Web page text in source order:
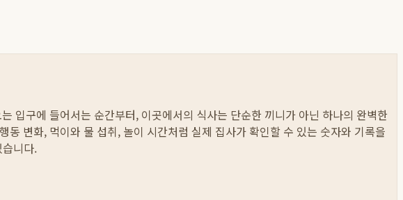
입구에 들어서는 순간부터, 이곳에서의 식사는 단순한 끼니가 아닌 하나의 완벽한
변화, 먹이와 물 섭취, 놀이 시간처럼 실제 집사가 확인할 수 있는 숫자와 기록을
니다.